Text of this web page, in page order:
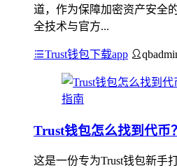
道，作为保障加密资产安全
全技术与官方...
Trust钱包下载app
Trust钱包怎么找到代币
这是一份专为Trust钱包新手